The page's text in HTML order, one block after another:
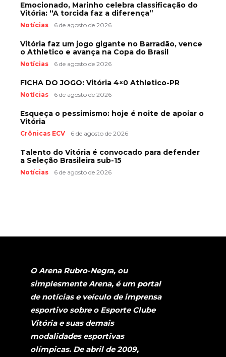
Emocionado, Marinho celebra classificação do
Vitória: “A torcida faz a diferença”
Notícias 6 de agosto de 2026
Vitória faz um jogo gigante no Barradão, vence
o Athletico e avança na Copa do Brasil
Notícias 6 de agosto de 2026
FICHA DO JOGO: Vitória 4×0 Athletico-PR
Notícias 6 de agosto de 2026
Esqueça o pessimismo: hoje é noite de apoiar o
Vitória
Crônicas ECV 6 de agosto de 2026
Talento do Vitória é convocado para defender
a Seleção Brasileira sub-15
Notícias 6 de agosto de 2026
O Arena Rubro-Negra, ou
simplesmente Arena, é um portal
de notícias e veículo de imprensa
esportivo sobre o Esporte Clube
Vitória e suas demais
modalidades esportivas
olímpicas. De abril de 2009,